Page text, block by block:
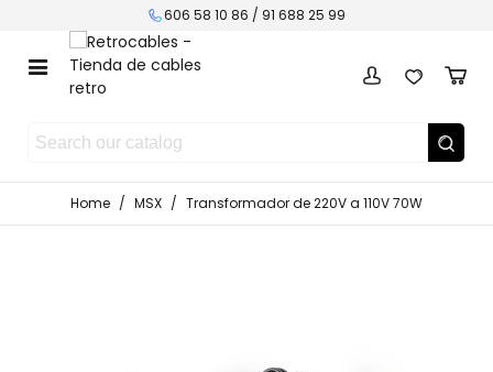
606 58 10 86 / 91 688 25 99
Home / MSX / Transformador de 220V a 110V 70W